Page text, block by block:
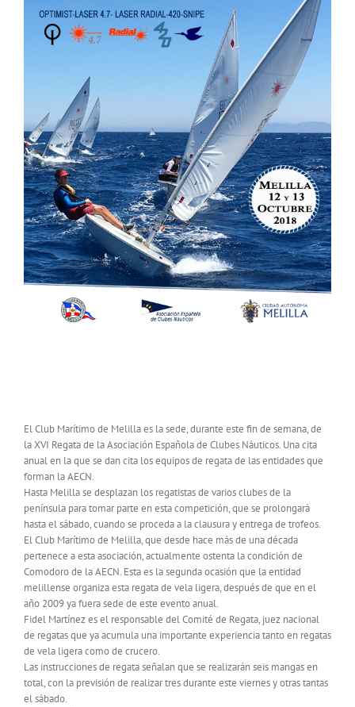
El Club Marítimo de Melilla es la sede, durante este fin de semana, de
la XVI Regata de la Asociación Española de Clubes Náuticos. Una cita
anual en la que se dan cita los equipos de regata de las entidades que
forman la AECN.
Hasta Melilla se desplazan los regatistas de varios clubes de la
península para tomar parte en esta competición, que se prolongará
hasta el sábado, cuando se proceda a la clausura y entrega de trofeos.
El Club Marítimo de Melilla, que desde hace más de una década
pertenece a esta asociación, actualmente ostenta la condición de
Comodoro de la AECN. Esta es la segunda ocasión que la entidad
melillense organiza esta regata de vela ligera, después de que en el
año 2009 ya fuera sede de este evento anual.
Fidel Martínez es el responsable del Comité de Regata, juez nacional
de regatas que ya acumula una importante experiencia tanto en regatas
de vela ligera como de crucero.
Las instrucciones de regata señalan que se realizarán seis mangas en
total, con la previsión de realizar tres durante este viernes y otras tantas
el sábado.